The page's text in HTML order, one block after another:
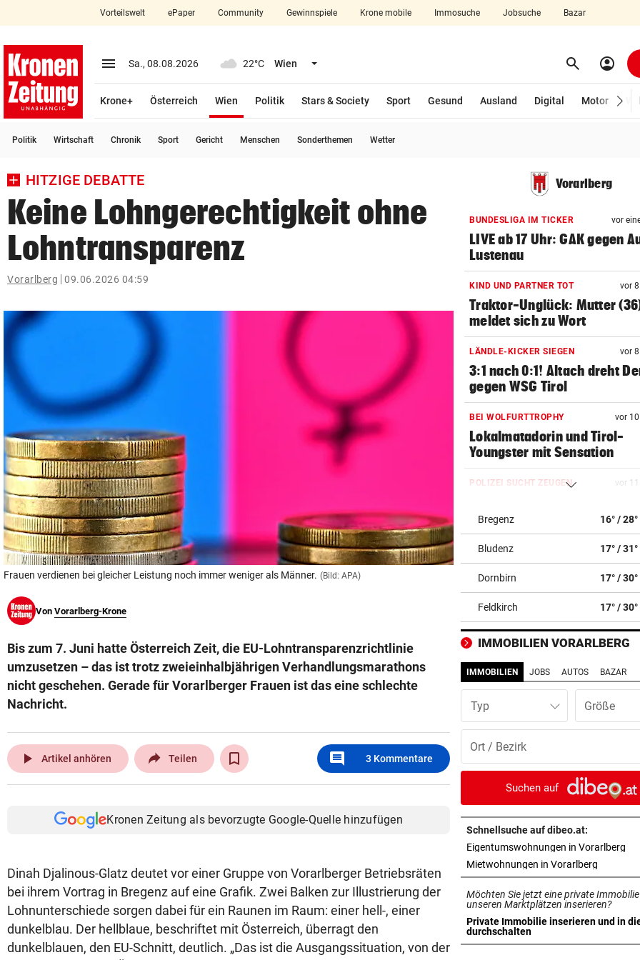
closeSchließen
account_circle Anmelden
arrow_right
bookmark
search
Suchbegriff
eingeben
© Krone Multimedia GmbH & Co KG 2026
Vorteilswelt ePaper Community Gewinnspiele Krone mobile Immosuche Jobsuche Bazar
menu Menü aufklappen
Sa., 08.08.2026 22°C Wien Menü aufklappen search Suchen
account_circle
Krone+ Österreich Wien
Politik
Stars & Society Sport Gesund Ausland Digital Motor
Politik Wirtschaft Chronik Sport Gericht Menschen Sonderthemen Wetter
HITZIGE DEBATTE
Keine Lohngerechtigkeit ohne
Lohntransparenz
Vorarlberg 09.06.2026 04:59
Frauen verdienen bei gleicher Leistung noch immer weniger als Männer. (Bild: APA)
Von Vorarlberg-Krone
Bis zum 7. Juni hatte Österreich Zeit, die EU-Lohntransparenzrichtlinie
umzusetzen – das ist trotz zweieinhalbjährigen Verhandlungsmarathons
nicht geschehen. Gerade für Vorarlberger Frauen ist das eine schlechte
Nachricht.
play_arrow Artikel anhören Teilen comment 3 Kommentare
Kronen Zeitung als bevorzugte Google-Quelle hinzufügen
Dinah Djalinous-Glatz deutet vor einer Gruppe von Vorarlberger Betriebsräten
bei ihrem Vortrag in Bregenz auf eine Grafik. Zwei Balken zur Illustrierung der
Lohnunterschiede sorgen dabei für ein Raunen im Raum: einer hell-, einer
dunkelblau. Der hellblaue, beschriftet mit Österreich, überragt den
dunkelblauen, den EU-Schnitt, deutlich. „Das ist die Ausgangssituation, von der
Vorarlberg
BUNDESLIGA IM TICKER vor
LIVE ab 17 Uhr: GAK gegen
Lustenau
KIND UND PARTNER TOT vor
Traktor-Unglück: Mutter
meldet sich zu Wort
LÄNDLE-KICKER SIEGEN vor
3:1 nach 0:1! Altach dreht
gegen WSG Tirol
BEI WOLFURTTROPHY vor
Lokalmatadorin und Tirol-
Youngster mit Sensation
POLIZEI SUCHT ZEUGEN vor
beschmiert
PERSONALMANGEL vor
Vorarlbergs Polizei braucht
Hilfe von außen
vor
Nervenstarker Schwärzler
ins Halbfinale ein
ZERÜTTETE FAMILIE vor
Stiefvater wegen Gewalt an
Ziehtochter vor Gericht
BREGENZER FESTSPIELE
Eine wunderbare Reise mit
Sofie von Otter
Unbekannte stahlen
Feuerwehrhaus
BINNEN WENIGER STUNDEN vor
Ländle-Polizei nahm neun
Jugendliche fest
ANHALTENDE TROCKENHEIT vor
Bregenz 16° / 28°
Bludenz 17° / 31°
Dornbirn 17° / 30°
Feldkirch 17° / 30°
IMMOBILIEN VORARLBERG
IMMOBILIEN JOBS AUTOS BAZAR
Typ
Suchen auf
Schnellsuche auf dibeo.at:
Eigentumswohnungen in Vorarlberg
Mietwohnungen in Vorarlberg
Möchten Sie jetzt eine private
unseren Marktplätzen inserieren?
Private Immobilie inserieren und in
durchschalten
in neuem Tab öffnen